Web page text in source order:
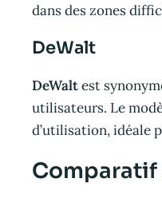
dans des zones
DeWalt
DeWaltest
utilisateurs. Le
d’utilisation, idéale
Comparatif